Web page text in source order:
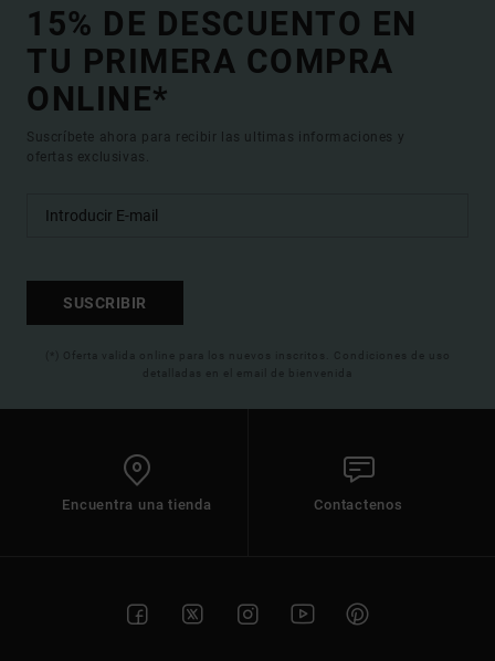
15% DE DESCUENTO EN
TU PRIMERA COMPRA
ONLINE*
Suscríbete ahora para recibir las ultimas informaciones y
ofertas exclusivas.
SUSCRIBIR
(*) Oferta valida online para los nuevos inscritos. Condiciones de uso
detalladas en el email de bienvenida
Encuentra una tienda Contactenos